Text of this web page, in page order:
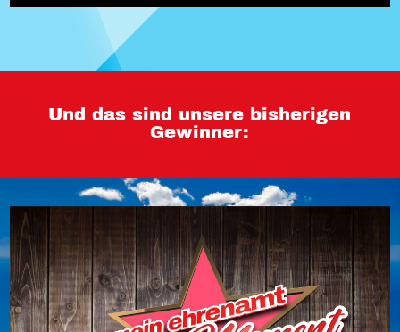
Und das sind unsere bisherigen
Gewinner: